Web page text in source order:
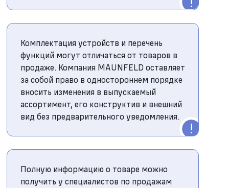
Комплектация устройств и перечень
функций могут отличаться от товаров в
продаже. Компания MAUNFELD оставляет
за собой право в одностороннем порядке
вносить изменения в выпускаемый
ассортимент, его конструктив и внешний
вид без предварительного уведомления.
Полную информацию о товаре можно
получить у специалистов по продажам